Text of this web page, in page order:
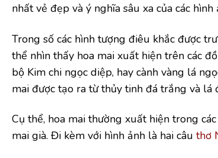
nhất vẻ đẹp và ý nghĩa sâu xa của các
Trong số các hình tượng điêu khắc được
thể nhìn thấy hoa mai xuất hiện trên các
bộ Kim chi ngọc diệp, hay cành vàng lá
mai được tạo ra từ thủy tinh đá trắng và lá
Cụ thể, hoa mai thường xuất hiện trong
mai già. Đi kèm với hình ảnh là hai câu thơ